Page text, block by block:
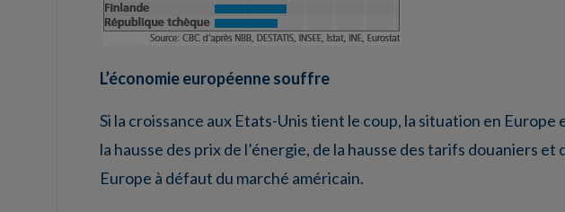
L’économie européenne souffre
Si la croissance aux Etats-Unis tient le coup, la situation en
la hausse des prix de l’énergie, de la hausse des tarifs douaniers
Europe à défaut du marché américain.